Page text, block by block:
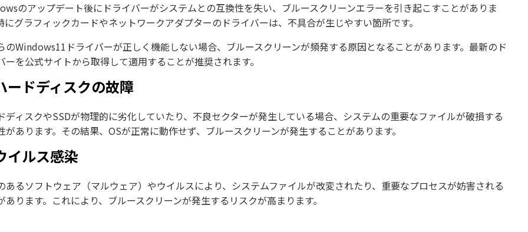
のアップデート後にドライバーがシステムとの互換性を失い、ブルースクリーンエラーを引き起こすことがありま
にグラフィックカードやネットワークアダプターのドライバーは、不具合が生じやすい箇所です。
のWindows11ドライバーが正しく機能しない場合、ブルースクリーンが頻発する原因となることがあります。最新のド
ーを公式サイトから取得して適用することが推奨されます。
ードディスクの故障
ディスクやSSDが物理的に劣化していたり、不良セクターが発生している場合、システムの重要なファイルが破損する
があります。その結果、OSが正常に動作せず、ブルースクリーンが発生することがあります。
イルス感染
あるソフトウェア（マルウェア）やウイルスにより、システムファイルが改変されたり、重要なプロセスが妨害される
あります。これにより、ブルースクリーンが発生するリスクが高まります。